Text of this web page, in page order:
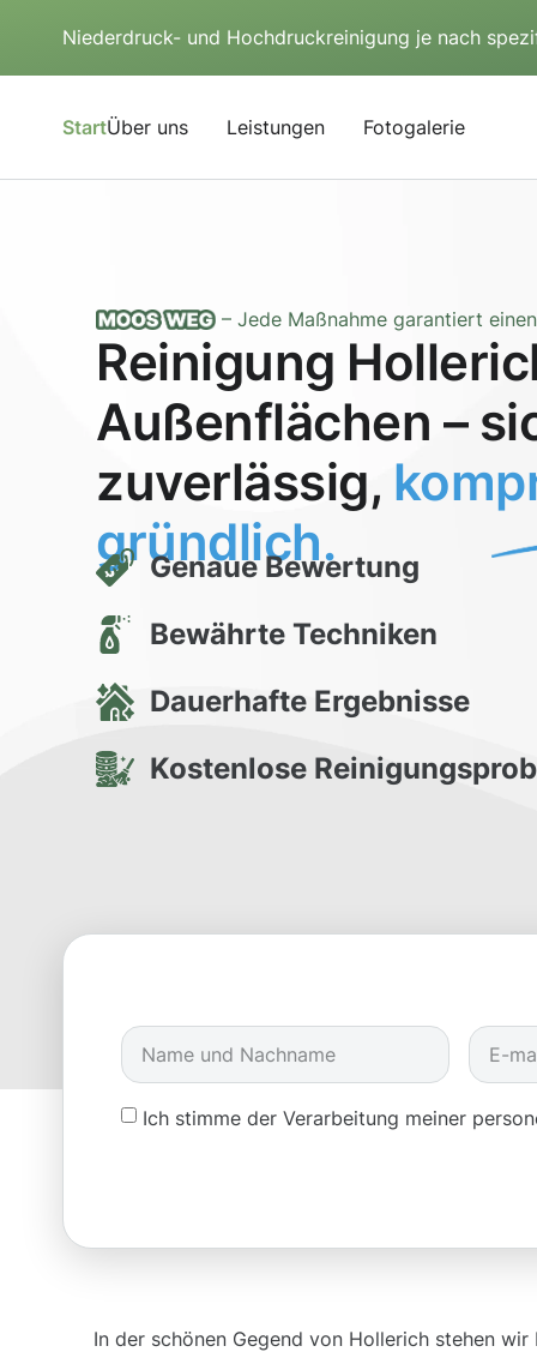
Niederdruck- und Hochdruckreinigung je nach
StartÜber uns Leistungen Fotogalerie
– Jede Maßnahme garantiert
Reinigung
Außenflächen –
zuverlässig,
gründlich.
Genaue Bewertung
Bewährte Techniken
Dauerhafte Ergebnisse
Kostenlose
Ich stimme der Verarbeitung meiner
In der schönen Gegend von Hollerich stehen